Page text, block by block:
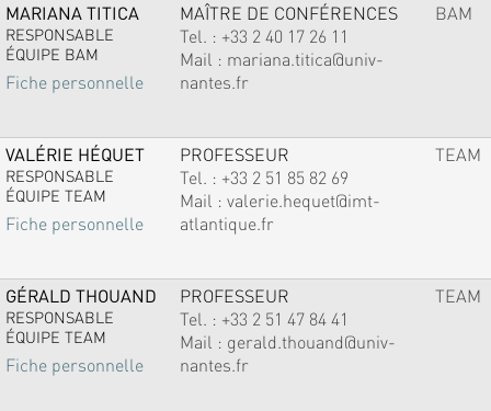
MARIANA TITICA
RESPONSABLE
ÉQUIPE BAM
Fiche personnelle
MAÎTRE DE CONFÉRENCES
Tel. : +33 2 40 17 26 11
Mail : mariana.titica@univ-
nantes.fr
BAM
VALÉRIE HÉQUET
RESPONSABLE
ÉQUIPE TEAM
Fiche personnelle
PROFESSEUR
Tel. : +33 2 51 85 82 69
Mail : valerie.hequet@imt-
atlantique.fr
TEAM
GÉRALD THOUAND
RESPONSABLE
ÉQUIPE TEAM
Fiche personnelle
PROFESSEUR
Tel. : +33 2 51 47 84 41
Mail : gerald.thouand@univ-
nantes.fr
TEAM